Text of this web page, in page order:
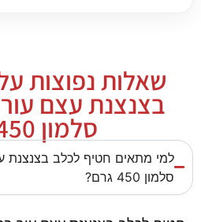
שאלות נפוצות
בצנצנת עצם
סלמון 450 גרם
למי מתאים חטיף לכלב בצנצנת
סלמון 450 גרם?